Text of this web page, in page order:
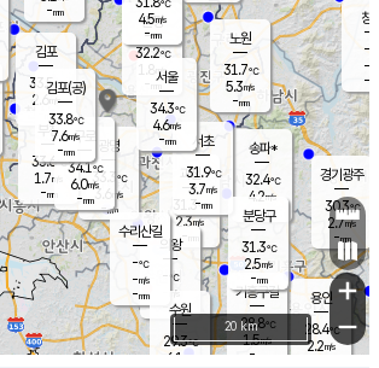
과천
31.3℃
2.3m/s
- mm
용인
28.4℃
2.2m/s
경기광주
30.3℃
2.7m/s
-mm
-mm
창
-
-m/
-
의왕
- ℃
m/s
mm
김포
33.5℃
2.6 m/s
mm
광명
33.3 ℃
3.6 m/s
-mm
부천
33.6℃
1.7m/s
-mm
구로
34.1℃
6.0m/s
-mm
은평
32.2℃
1.8 m/s
- mm
노원
31.7℃
5.3m/s
-mm
송파*
32.4℃
4.2m/s
-mm
서초
31.9℃
3.7m/s
-mm
기흥구갈
28.8℃
1.5m/s
-
수리산길
-℃
-m/s
-mm
분당구
31.3℃
2.5m/s
-mm
℃
4.5m/s
-mm
김포(공)
33.8℃
7.6m/s
-mm
수원
29.3℃
6.1 m/s
서울
34.3℃
4.6m/s
-mm
+
−
20 km